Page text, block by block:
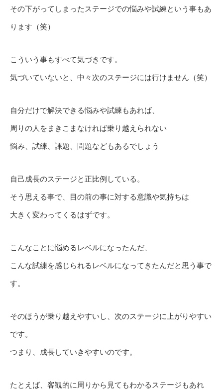
その下がってしまったステージでの悩みや試練という事もあ
ります（笑）
こういう事もすべて気づきです。
気づいていないと、中々次のステージには行けません（笑）
自分だけで解決できる悩みや試練もあれば、
周りの人をまきこまなければ乗り越えられない
悩み、試練、課題、問題などもあるでしょう
自己成長のステージと正比例している。
そう思える事で、目の前の事に対する意識や気持ちは
大きく変わってくるはずです。
こんなことに悩めるレベルになったんだ、
こんな試練を感じられるレベルになってきたんだと思う事で
す。
そのほうが乗り越えやすいし、次のステージに上がりやすい
です。
つまり、成長していきやすいのです。
たとえば、客観的に周りから見てもわかるステージもあれ